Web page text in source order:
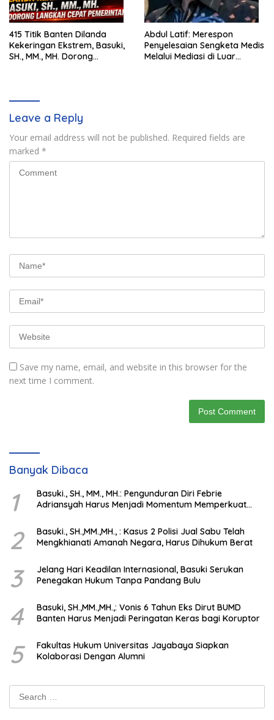
415 Titik Banten Dilanda
Kekeringan Ekstrem, Basuki,
SH., MM., MH. Dorong
Abdul Latif: Merespon
Penyelesaian Sengketa Medis
Melalui Mediasi di Luar
Leave a Reply
Your email address will not be published. Required fields are
marked *
Save my name, email, and website in this browser for the
next time I comment.
Banyak Dibaca
1
Basuki., SH., MM., MH.: Pengunduran Diri Febrie
Adriansyah Harus Menjadi Momentum Memperkuat
2
Basuki., SH.,MM.,MH., : Kasus 2 Polisi Jual Sabu Telah
Mengkhianati Amanah Negara, Harus Dihukum Berat
3
Jelang Hari Keadilan Internasional, Basuki Serukan
Penegakan Hukum Tanpa Pandang Bulu
4
Basuki, SH.,MM.,MH.,: Vonis 6 Tahun Eks Dirut BUMD
Banten Harus Menjadi Peringatan Keras bagi Koruptor
5
Fakultas Hukum Universitas Jayabaya Siapkan
Kolaborasi Dengan Alumni
Search
for: